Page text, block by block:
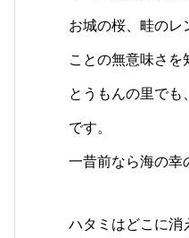
お城の桜、畦のレ
ことの無意味さを
とうもんの里で
です。
一昔前なら海の幸
ハタミはどこに消